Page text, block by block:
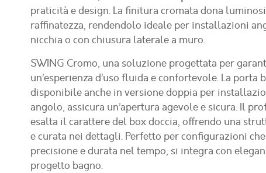
praticità e design. La finitura cromata dona
raffinatezza, rendendolo ideale per installazioni
nicchia o con chiusura laterale a muro.
SWING Cromo, una soluzione progettata per
un’esperienza d’uso fluida e confortevole. La porta
disponibile anche in versione doppia per
angolo, assicura un’apertura agevole e sicura. Il
esalta il carattere del box doccia, offrendo una
e curata nei dettagli. Perfetto per configurazioni
precisione e durata nel tempo, si integra con
progetto bagno.